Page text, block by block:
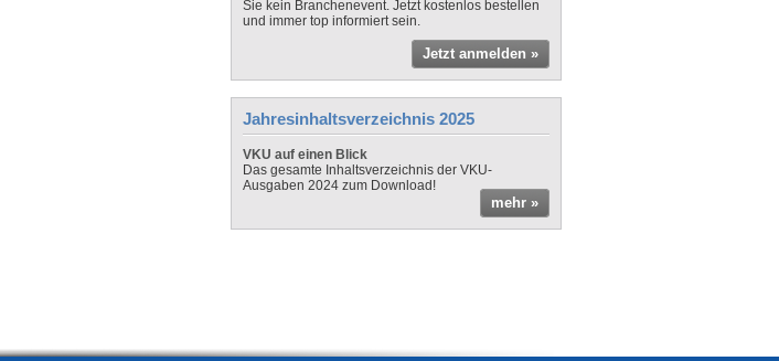
Sie kein Branchenevent. Jetzt kostenlos bestellen
und immer top informiert sein.
Jetzt anmelden »
Jahresinhaltsverzeichnis 2025
VKU auf einen Blick
Das gesamte Inhaltsverzeichnis der VKU-
Ausgaben 2024 zum Download!
mehr »